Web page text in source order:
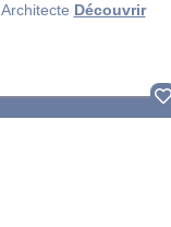
Architecte Découvrir